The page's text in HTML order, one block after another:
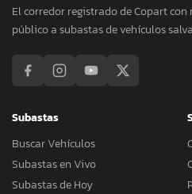
El corredor registrado de Copart
público a subastas de vehículos
Subastas
Buscar Vehículos
Subastas en Vivo
Subastas de Hoy